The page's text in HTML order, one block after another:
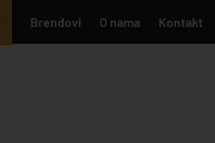
Brendovi O nama Kontakt